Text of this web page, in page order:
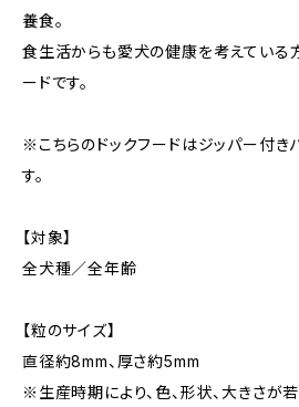
養食。
食生活からも愛犬の健康を考えている
ードです。
※こちらのドックフードはジッパー付き
す。
【対象】
全犬種／全年齢
【粒のサイズ】
直径約8mm、厚さ約5mm
※生産時期により、色、形状、大きさが